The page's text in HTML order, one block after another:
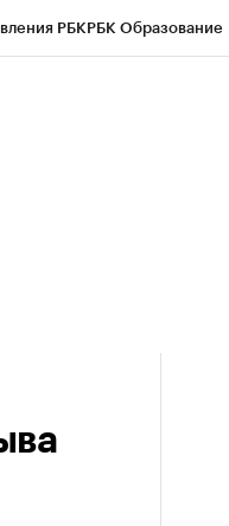
РБКРБК Образование